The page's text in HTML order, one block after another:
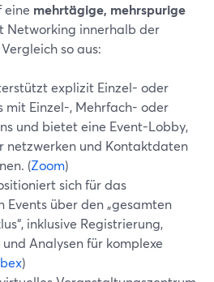
eine mehrtägige, mehrspurige
Networking innerhalb der
so aus:
explizit Einzel- oder
mit Einzel-, Mehrfach- oder
und bietet eine Event-Lobby,
netzwerken und Kontaktdaten
(Zoom)
sich für das
Events über den „gesamten
inklusive Registrierung,
Analysen für komplexe
)